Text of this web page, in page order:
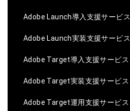
Adobe Launch導入支援サービス
Adobe Launch実装支援サービス
Adobe Target導入支援サービス
Adobe Target実装支援サービス
Adobe Target運用支援サービス